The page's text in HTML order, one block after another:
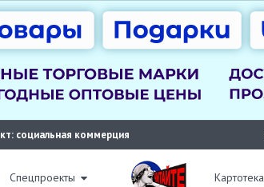
социальная коммерция
Спецпроекты Картотека